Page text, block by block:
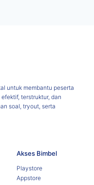
untuk membantu peserta
terstruktur, dan
soal, tryout, serta
Akses Bimbel
Playstore
Appstore